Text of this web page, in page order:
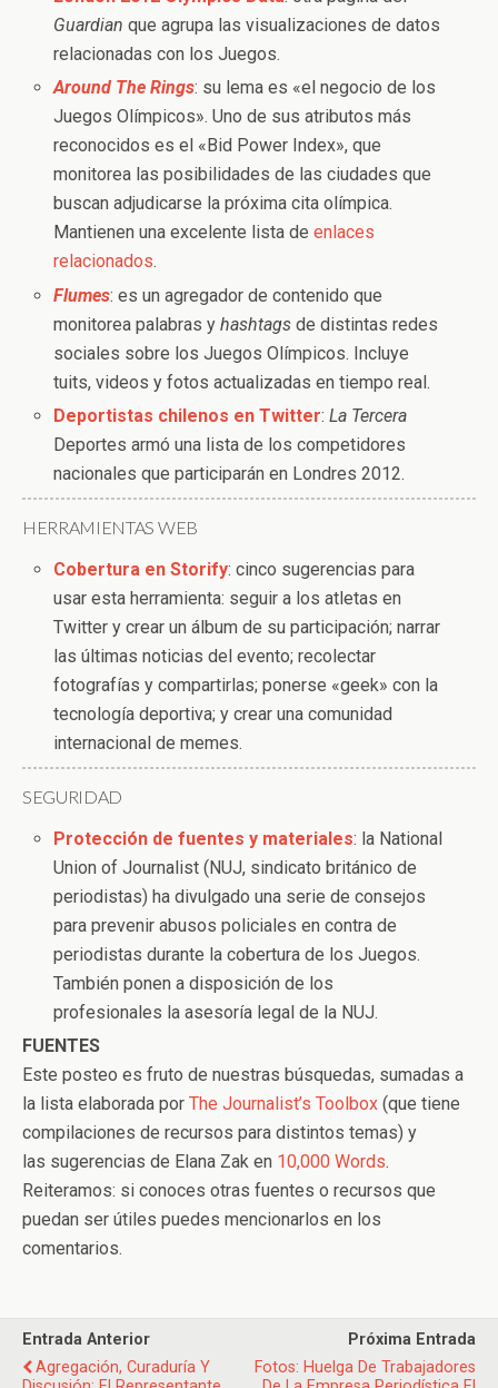
Guardianque agrupa las visualizaciones de datos
relacionadas con los Juegos.
Around The Rings: su lema es «el negocio de los
Juegos Olímpicos». Uno de sus atributos más
reconocidos es el «Bid Power Index», que
monitorea las posibilidades de las ciudades que
buscan adjudicarse la próxima cita olímpica.
Mantienen una excelente lista deenlaces
relacionados.
Flumes: es un agregador de contenido que
monitorea palabras yhashtags de distintas redes
sociales sobre los Juegos Olímpicos. Incluye
tuits, videos y fotos actualizadas en tiempo real.
Deportistas chilenos en Twitter:La Tercera
Deportes armó una lista de los competidores
nacionales que participarán en Londres 2012.
HERRAMIENTAS WEB
Cobertura en Storify: cinco sugerencias para
usar esta herramienta: seguir a los atletas en
Twitter y crear un álbum de su participación; narrar
las últimas noticias del evento; recolectar
fotografías y compartirlas; ponerse «geek» con la
tecnología deportiva; y crear una comunidad
internacional de memes.
SEGURIDAD
Protección de fuentes y materiales: la National
Union of Journalist (NUJ, sindicato británico de
periodistas) ha divulgado una serie de consejos
para prevenir abusos policiales en contra de
periodistas durante la cobertura de los Juegos.
También ponen a disposición de los
profesionales la asesoría legal de la NUJ.
FUENTES
Este posteo es fruto de nuestras búsquedas, sumadas a
la lista elaborada por The Journalist’s Toolbox (que tiene
compilaciones de recursos para distintos temas) y
las sugerencias de Elana Zak en 10,000 Words.
Reiteramos: si conoces otras fuentes o recursos que
puedan ser útiles puedes mencionarlos en los
comentarios.
Entrada Anterior
Agregación, Curaduría Y
Próxima Entrada
Fotos: Huelga De Trabajadores